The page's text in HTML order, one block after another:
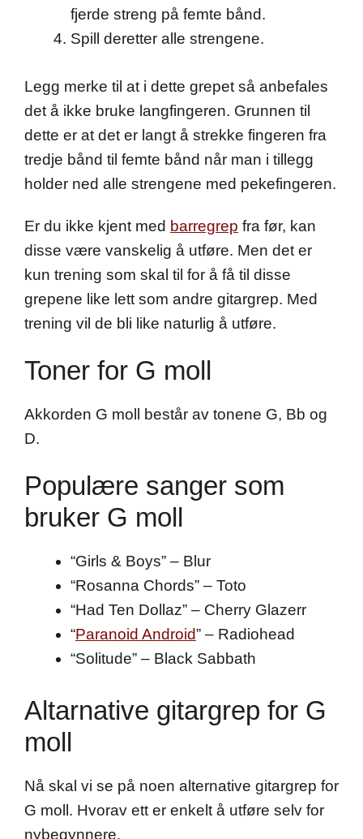
fjerde streng på femte bånd.
Spill deretter alle strengene.
Legg merke til at i dette grepet så anbefales
det å ikke bruke langfingeren. Grunnen til
dette er at det er langt å strekke fingeren fra
tredje bånd til femte bånd når man i tillegg
holder ned alle strengene med pekefingeren.
Er du ikke kjent med barregrep fra før, kan
disse være vanskelig å utføre. Men det er
kun trening som skal til for å få til disse
grepene like lett som andre gitargrep. Med
trening vil de bli like naturlig å utføre.
Toner for G moll
Akkorden G moll består av tonene G, Bb og
D.
Populære sanger som
bruker G moll
“Girls & Boys” – Blur
“Rosanna Chords” – Toto
“Had Ten Dollaz” – Cherry Glazerr
“Paranoid Android” – Radiohead
“Solitude” – Black Sabbath
Altarnative gitargrep for G
moll
Nå skal vi se på noen alternative gitargrep for
G moll. Hvorav ett er enkelt å utføre selv for
nybegynnere.